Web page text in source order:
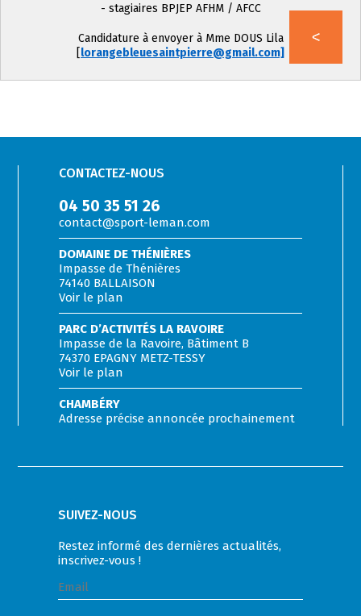
- stagiaires BPJEP AFHM / AFCC
Candidature à envoyer à Mme DOUS Lila
[lorangebleuesaintpierre@gmail.com]
CONTACTEZ-NOUS
04 50 35 51 26
contact@sport-leman.com
DOMAINE DE THÉNIÈRES
Impasse de Thénières
74140 BALLAISON
Voir le plan
PARC D’ACTIVITÉS LA RAVOIRE
Impasse de la Ravoire, Bâtiment B
74370 EPAGNY METZ-TESSY
Voir le plan
CHAMBÉRY
Adresse précise annoncée prochainement
SUIVEZ-NOUS
Restez informé des dernières actualités,
inscrivez-vous !